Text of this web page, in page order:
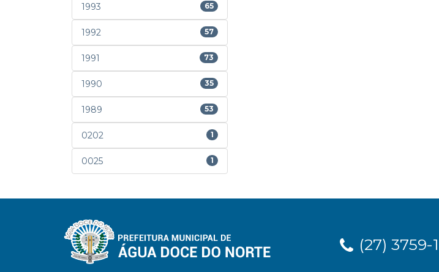
1993 65
1992 57
1991 73
1990 35
1989 53
0202 1
0025 1
(27) 3759-